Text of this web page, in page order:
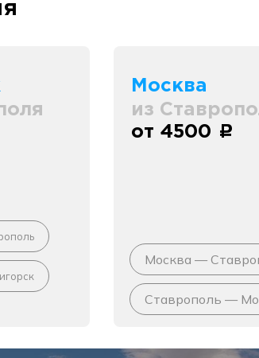
Москва
из
от 4500 c
Москва —
Ставрополь —